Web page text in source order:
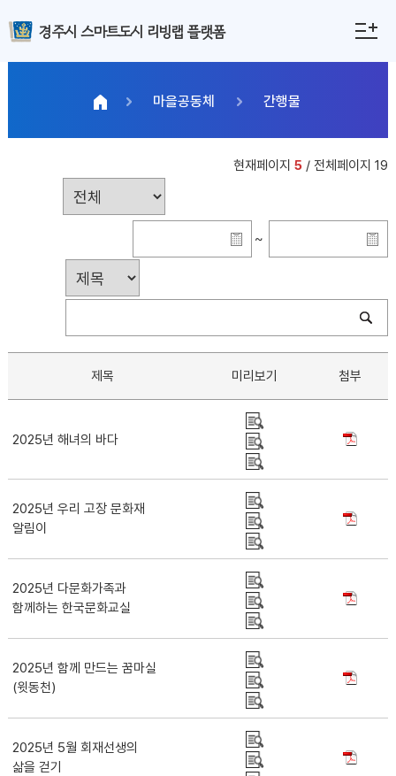
경주시 스마트도시 리빙랩 플랫폼
마을공동체 간행물
현재페이지5 / 전체페이지 19
~
제목 미리보기 첨부
2025년 해녀의 바다
2025년 우리 고장 문화재
알림이
2025년 다문화가족과
함께하는 한국문화교실
2025년 함께 만드는 꿈마실
(윗동천)
2025년 5월 회재선생의
삶을 걷기